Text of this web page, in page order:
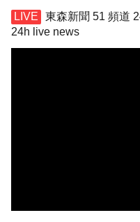
東森新聞 51 頻道
24h live news